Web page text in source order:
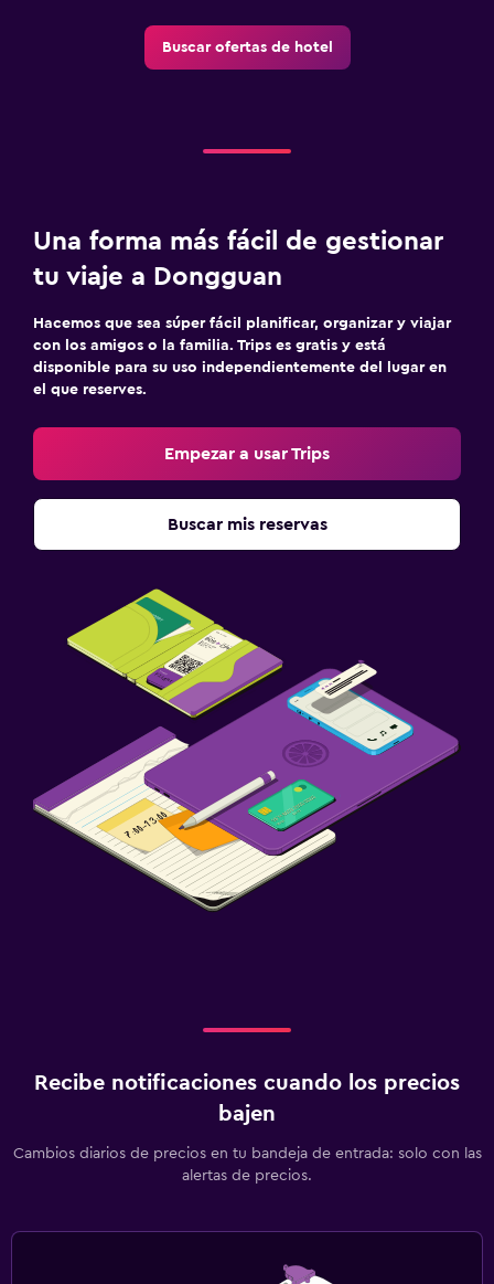
Buscar ofertas de hotel
Una forma más fácil de gestionar
tu viaje a Dongguan
Hacemos que sea súper fácil planificar, organizar y viajar
con los amigos o la familia. Trips es gratis y está
disponible para su uso independientemente del lugar en
el que reserves.
Empezar a usar Trips
Buscar mis reservas
Recibe notificaciones cuando los precios
bajen
Cambios diarios de precios en tu bandeja de entrada: solo con las
alertas de precios.